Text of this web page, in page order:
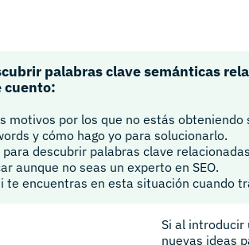
palabras clave semánticas
cuento:
motivos por los que no estás obteniendo
y cómo hago yo para solucionarlo.
descubrir palabras clave
aunque no seas un experto en SEO.
te encuentras en esta situación cuando
Si al
nuevas ideas